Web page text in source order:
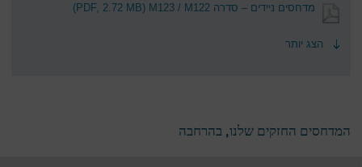
מדחסים ניידים – סדרה M123 / M122 (PDF, 2.72 MB)
הצג יותר
המדחסים החזקים שלנו, בהרחבה